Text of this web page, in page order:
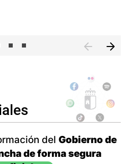
del Gobierno de
de forma segura